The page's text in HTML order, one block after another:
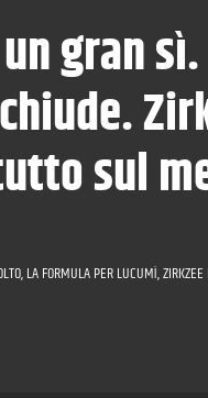
gran sì.
sul
LA FORMULA PER LUCUMÌ,